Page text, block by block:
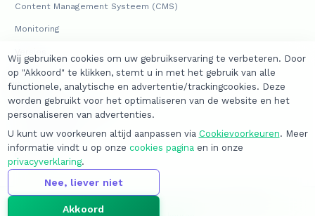
Content Management Systeem (CMS)
Monitoring
JURIDISCH
Algemene voorwaarden
Privacyverklaring
© 2026 David van der Tuijn
Wij gebruiken cookies om uw gebruikservaring te verbeteren. Door
op "Akkoord" te klikken, stemt u in met het gebruik van alle
functionele, analytische en advertentie/trackingcookies. Deze
worden gebruikt voor het optimaliseren van de website en het
personaliseren van advertenties.
U kunt uw voorkeuren altijd aanpassen via Cookievoorkeuren. Meer
informatie vindt u op onze cookies paginaen in onze
privacyverklaring.
Nee, liever niet
Akkoord